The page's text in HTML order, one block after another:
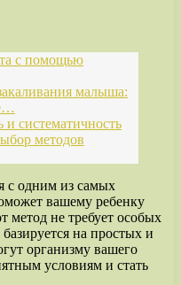
с помощью
малыша:
и систематичность
методов
с одним из самых
вашему ребенку
метод не требует особых
на простых и
организму вашего
условиям и стать